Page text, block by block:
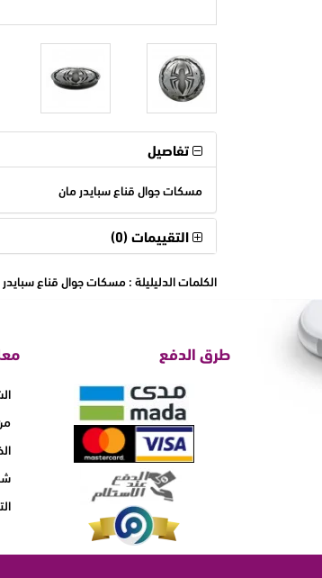
تفاصيل
مسكات جوال قناع سبايدر مان
التقييمات (0)
الكلمات الدليليلة :مسكات جوال قناع
طرق الدفع